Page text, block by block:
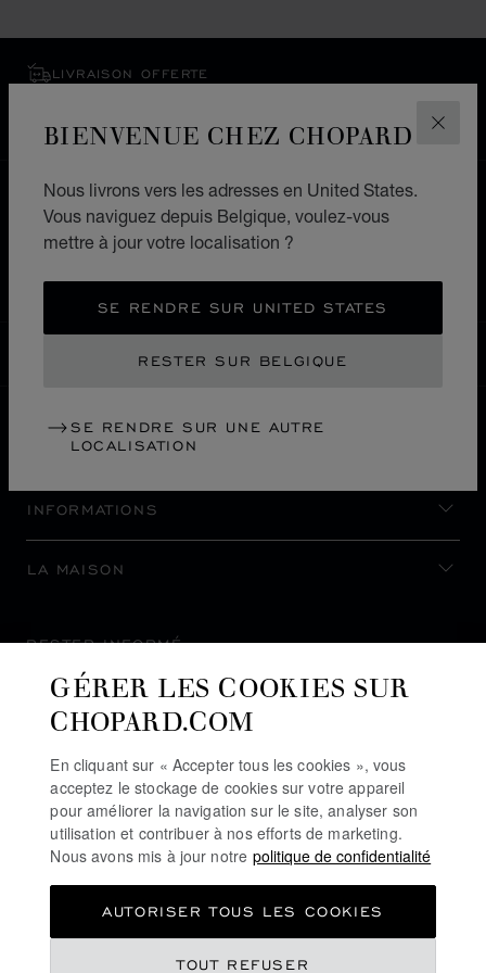
BIENVENUE CHEZ CHOPARD
Nous livrons vers les adresses en United States.
Vous naviguez depuis Belgique, voulez-vous
mettre à jour votre localisation ?
SE RENDRE SUR UNITED STATES
RESTER SUR BELGIQUE
SE RENDRE SUR UNE AUTRE
LOCALISATION
LIVRAISON OFFERTE
RETOURS & ÉCHANGES
ACCUEIL LOCALISER UNE BOUTIQUE
TOUTES LES BOUTIQUES ASIE-OCÉANIE
BELGIQUE
LOCALISATION (CHANGER DE PAYS)
CHANGER DE PAYS
NOUS CONTACTER
INFORMATIONS
LA MAISON
RESTER INFORMÉ
S’INSCRIRE À LA NEWSLETTER
POLITIQUE DES COOKIES
GÉRER LES COOKIES SUR
CHOPARD.COM
En cliquant sur « Accepter tous les cookies », vous
acceptez le stockage de cookies sur votre appareil
pour améliorer la navigation sur le site, analyser son
utilisation et contribuer à nos efforts de marketing.
Nous avons mis à jour notre politique de confidentialité
TOUT REFUSER
AUTORISER TOUS LES COOKIES